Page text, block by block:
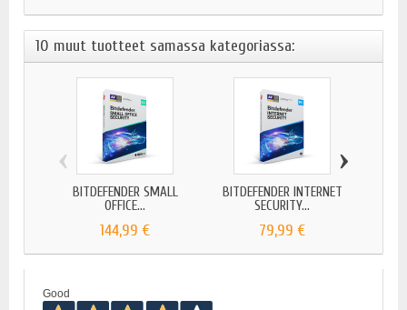
10 muut tuotteet samassa kategoriassa:
BITDEFENDER SMALL
OFFICE...
144,99 €
BITDEFENDER INTERNET
SECURITY...
79,99 €
‹ ›
Good